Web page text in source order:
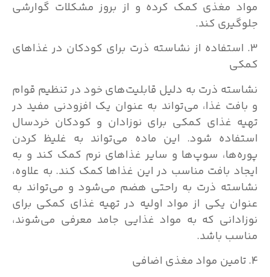
مواد مغذی کمک کرده و از بروز مشکلات گوارشی
جلوگیری کند.
3. استفاده از نشاسته ذرت برای کودکان در غذاهای
کمکی
نشاسته ذرت به دلیل قابلیت‌های خود در تنظیم قوام
و بافت غذا، می‌تواند به عنوان یک افزودنی مفید در
تهیه غذای کمکی برای نوزادان و کودکان خردسال
استفاده شود. این ماده می‌تواند به غلیظ کردن
پوره‌ها، سوپ‌ها و سایر غذاهای نرم کمک کند و به
ایجاد بافت مناسب در این غذاها کمک کند. به علاوه،
نشاسته ذرت به راحتی هضم می‌شود و می‌تواند به
عنوان یکی از مواد اولیه در تهیه غذای کمکی برای
نوزادانی که به مواد غذایی جامد معرفی می‌شوند،
مناسب باشد.
4. تامین مواد مغذی اضافی